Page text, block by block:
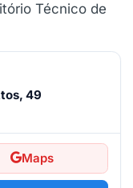
Técnico de
49
Maps